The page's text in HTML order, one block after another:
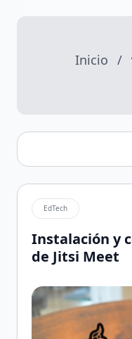
Inicio /
EdTech
Instalación y
de Jitsi Meet